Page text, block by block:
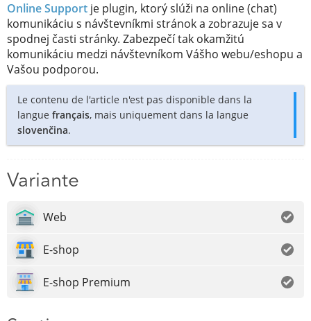
Online Support je plugin, ktorý slúži na online (chat)
komunikáciu s návštevníkmi stránok a zobrazuje sa v
spodnej časti stránky. Zabezpečí tak okamžitú
komunikáciu medzi návštevníkom Vášho webu/eshopu a
Vašou podporou.
Le contenu de l'article n'est pas disponible dans la
langue français, mais uniquement dans la langue
slovenčina.
Variante
Web
E-shop
E-shop Premium